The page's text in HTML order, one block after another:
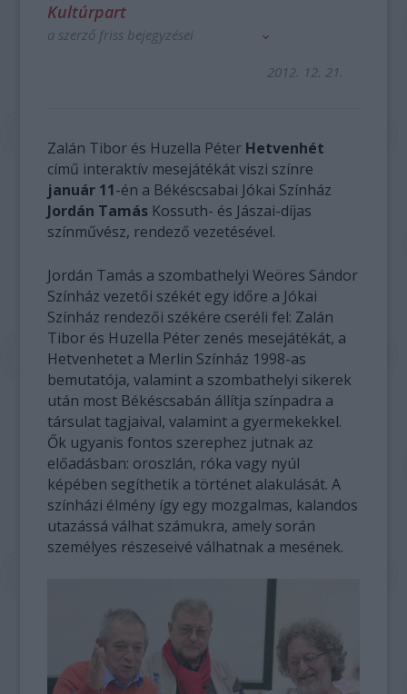
Kultúrpart
a szerző friss bejegyzései
2012. 12. 21.
Zalán Tibor és Huzella Péter Hetvenhét
című interaktív mesejátékát viszi színre
január 11-én a Békéscsabai Jókai Színház
Jordán Tamás Kossuth- és Jászai-díjas
színművész, rendező vezetésével.
Jordán Tamás a szombathelyi Weöres Sándor
Színház vezetői székét egy időre a Jókai
Színház rendezői székére cseréli fel: Zalán
Tibor és Huzella Péter zenés mesejátékát, a
Hetvenhetet a Merlin Színház 1998-as
bemutatója, valamint a szombathelyi sikerek
után most Békéscsabán állítja színpadra a
társulat tagjaival, valamint a gyermekekkel.
Ők ugyanis fontos szerephez jutnak az
előadásban: oroszlán, róka vagy nyúl
képében segíthetik a történet alakulását. A
színházi élmény így egy mozgalmas, kalandos
utazássá válhat számukra, amely során
személyes részeseivé válhatnak a mesének.